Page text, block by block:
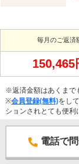
毎月のご返済
150,465
※返済金額はあくまで
※会員登録(無料)をし
ションされとても便利
電話で